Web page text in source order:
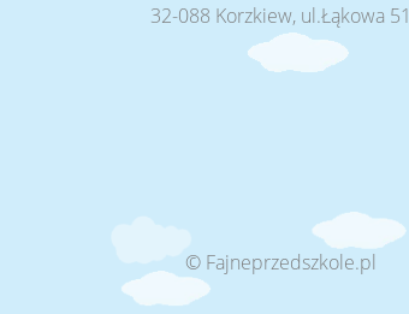
32-088 Korzkiew, ul.Łąkowa 51
© Fajneprzedszkole.pl